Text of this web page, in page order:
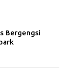
Bergengsi